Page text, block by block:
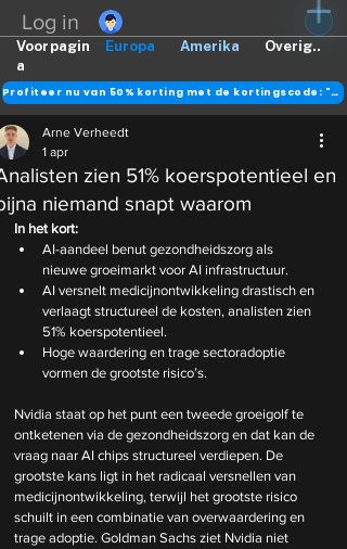
Log in
Europa Amerika Overig..
Voorpagin
a
Profiteer nu van 50% korting met de kortingscode: "DANK"
zien 51% koerspotentieel en
niemand snapt waarom
Arne Verheedt
1 apr
In het kort:
AI-aandeel benut gezondheidszorg als
nieuwe groeimarkt voor AI infrastructuur.
AI versnelt medicijnontwikkeling drastisch en
verlaagt structureel de kosten, analisten zien
51% koerspotentieel.
Hoge waardering en trage sectoradoptie
vormen de grootste risico’s.
Nvidia staat op het punt een tweede groeigolf te
ontketenen via de gezondheidszorg en dat kan de
vraag naar AI chips structureel verdiepen. De
grootste kans ligt in het radicaal versnellen van
medicijnontwikkeling, terwijl het grootste risico
schuilt in een combinatie van overwaardering en
trage adoptie. Goldman Sachs ziet Nvidia niet